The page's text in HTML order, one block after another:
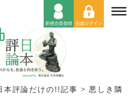
本評論だけの!!記事 > 悪しき隣